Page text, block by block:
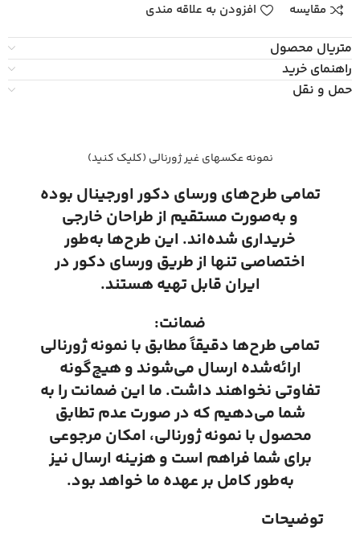
مقایسه افزودن به علاقه مندی
متریال محصول
راهنمای خرید
حمل و نقل
نمونه عکسهای غیر ژورنالی (کلیک کنید)
تمامی طرح‌های ورسای دکور اورجینال بوده
و به‌صورت مستقیم از طراحان خارجی
خریداری شده‌اند. این طرح‌ها به‌طور
اختصاصی تنها از طریق ورسای دکور در
ایران قابل تهیه هستند.
ضمانت:
تمامی طرح‌ها دقیقاً مطابق با نمونه ژورنالی
ارائه‌شده ارسال می‌شوند و هیچ‌گونه
تفاوتی نخواهند داشت. ما این ضمانت را به
شما می‌دهیم که در صورت عدم تطابق
محصول با نمونه ژورنالی، امکان مرجوعی
برای شما فراهم است و هزینه ارسال نیز
به‌طور کامل بر عهده ما خواهد بود.
توضیحات